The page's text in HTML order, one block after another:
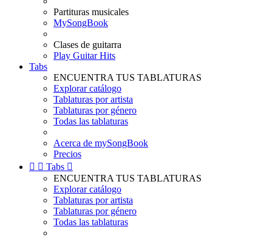
Partituras musicales
MySongBook
Clases de guitarra
Play Guitar Hits
Tabs
ENCUENTRA TUS TABLATURAS
Explorar catálogo
Tablaturas por artista
Tablaturas por género
Todas las tablaturas
Acerca de mySongBook
Precios
  Tabs 
ENCUENTRA TUS TABLATURAS
Explorar catálogo
Tablaturas por artista
Tablaturas por género
Todas las tablaturas